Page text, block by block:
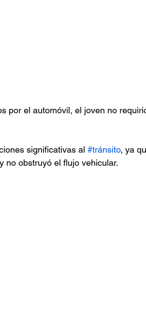
por el automóvil, el joven no
significativas al #tránsito, ya
no obstruyó el flujo vehicular.